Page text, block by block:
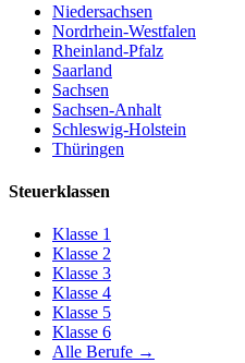
Niedersachsen
Nordrhein-Westfalen
Rheinland-Pfalz
Saarland
Sachsen
Sachsen-Anhalt
Schleswig-Holstein
Thüringen
Steuerklassen
Klasse 1
Klasse 2
Klasse 3
Klasse 4
Klasse 5
Klasse 6
Alle Berufe →